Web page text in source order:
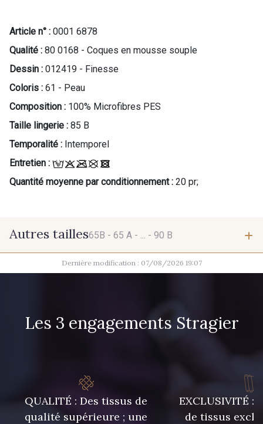
Article n° : 0001 6878
Qualité : 80 0168 - Coques en mousse souple
Dessin : 012419 - Finesse
Coloris : 61 - Peau
Composition : 100% Microfibres PES
Taille lingerie : 85 B
Temporalité : Intemporel
Entretien :
Quantité moyenne par conditionnement : 20 pr;
Autres tailles65B - 65 A - ... - 90 B
65B 65 A
70 B 75 B
Dernière modification : 07/08/2026 19:07
Les 3 engagements Stragier
QUALITÉ : Des tissus de
qualité supérieure ; une
EXCLUSIVITÉ :
de tissus